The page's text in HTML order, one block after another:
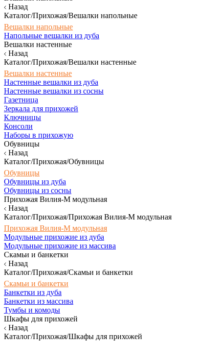
Назад
Каталог/Прихожая/Вешалки напольные
Вешалки напольные
Напольные вешалки из дуба
Вешалки настенные
Назад
Каталог/Прихожая/Вешалки настенные
Вешалки настенные
Настенные вешалки из дуба
Настенные вешалки из сосны
Газетница
Зеркала для прихожей
Ключницы
Консоли
Наборы в прихожую
Обувницы
Назад
Каталог/Прихожая/Обувницы
Обувницы
Обувницы из дуба
Обувницы из сосны
Прихожая Вилия-М модульная
Назад
Каталог/Прихожая/Прихожая Вилия-М модульная
Прихожая Вилия-М модульная
Модульные прихожие из дуба
Модульные прихожие из массива
Скамьи и банкетки
Назад
Каталог/Прихожая/Скамьи и банкетки
Скамьи и банкетки
Банкетки из дуба
Банкетки из массива
Тумбы и комоды
Шкафы для прихожей
Назад
Каталог/Прихожая/Шкафы для прихожей